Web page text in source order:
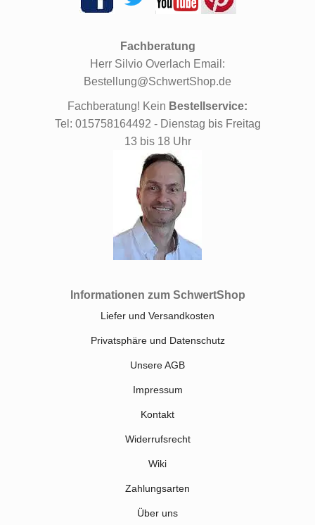
Fachberatung
Herr Silvio Overlach Email:
Bestellung@SchwertShop.de
Fachberatung! Kein Bestellservice:
Tel: 015758164492 - Dienstag bis Freitag
13 bis 18 Uhr
Informationen zum SchwertShop
Liefer und Versandkosten
Privatsphäre und Datenschutz
Unsere AGB
Impressum
Kontakt
Widerrufsrecht
Wiki
Zahlungsarten
Über uns